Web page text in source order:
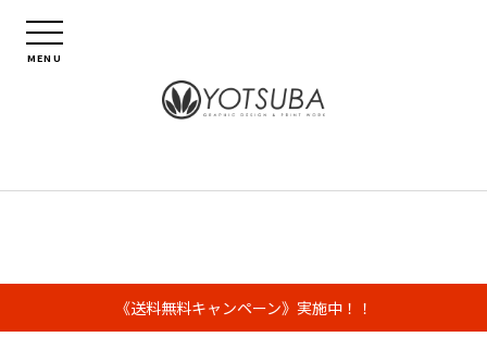
MENU
《送料無料キャンペーン》実施中！！